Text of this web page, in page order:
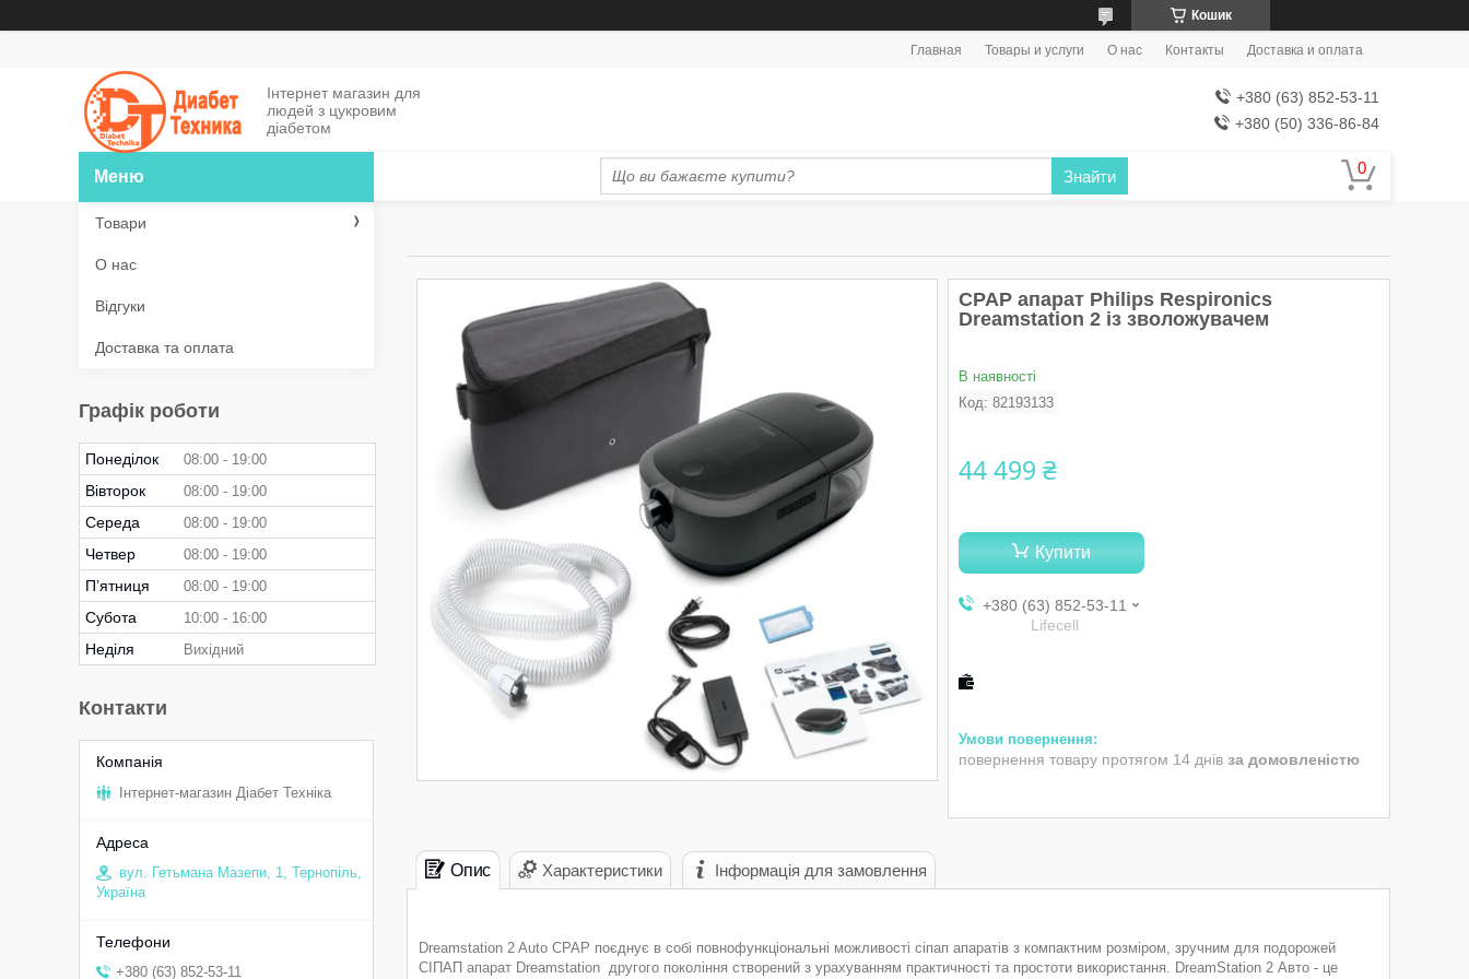
Кошик
Главная Товары и услуги О нас Контакты Доставка и оплата
Інтернет магазин для
людей з цукровим
діабетом
+380 (63) 852-53-11
+380 (50) 336-86-84
Знайти
CPAP апарат Philips Respironics
Dreamstation 2 із зволожувачем
В наявності
Код: 82193133
44 499 ₴
Купити
+380 (63) 852-53-11
Lifecell
повернення товару протягом 14 днів за домовленістю
Опис Характеристики Інформація для замовлення
Dreamstation 2 Auto CPAP поєднує в собі повнофункціональні можливості сіпап апаратів з компактним розміром, зручним для подорожей
СІПАП апарат Dreamstation другого покоління створений з урахуванням практичності та простоти використання. DreamStation 2 Авто - це
Товари
О нас
Відгуки
Доставка та оплата
Графік роботи
Понеділок 08:00 19:00
Вівторок 08:00 19:00
Середа 08:00 19:00
Четвер 08:00 19:00
Пʼятниця 08:00 19:00
Субота 10:00 16:00
Неділя Вихідний
Контакти
Інтернет-магазин Діабет Техніка
вул. Гетьмана Мазепи, 1, Тернопіль,
Україна
+380 (63) 852-53-11